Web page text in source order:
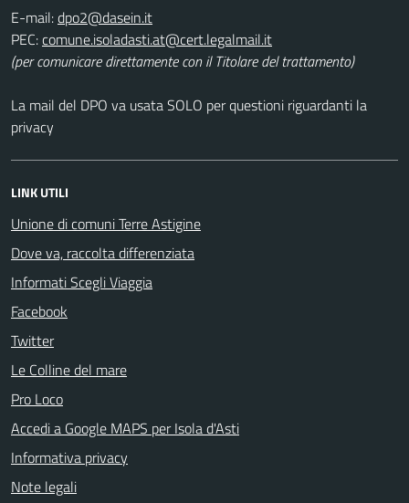
E-mail:
PEC:
(per comunicare direttamente con il Titolare del trattamento)
La mail del DPO va usata SOLO per questioni riguardanti la
privacy
LINK UTILI
Unione di comuni Terre Astigine
Dove va, raccolta differenziata
Informati Scegli Viaggia
Facebook
Twitter
Le Colline del mare
Pro Loco
Accedi a Google MAPS per Isola d'Asti
Informativa privacy
Note legali